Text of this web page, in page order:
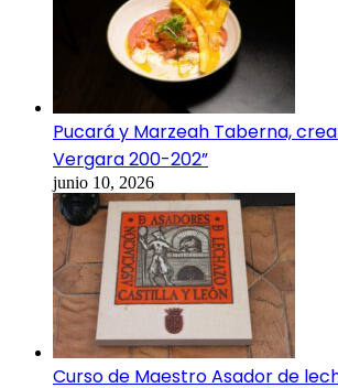
Pucará y Marzeah Taberna,
Vergara 200-202”
junio 10, 2026
Curso de Maestro Asador de